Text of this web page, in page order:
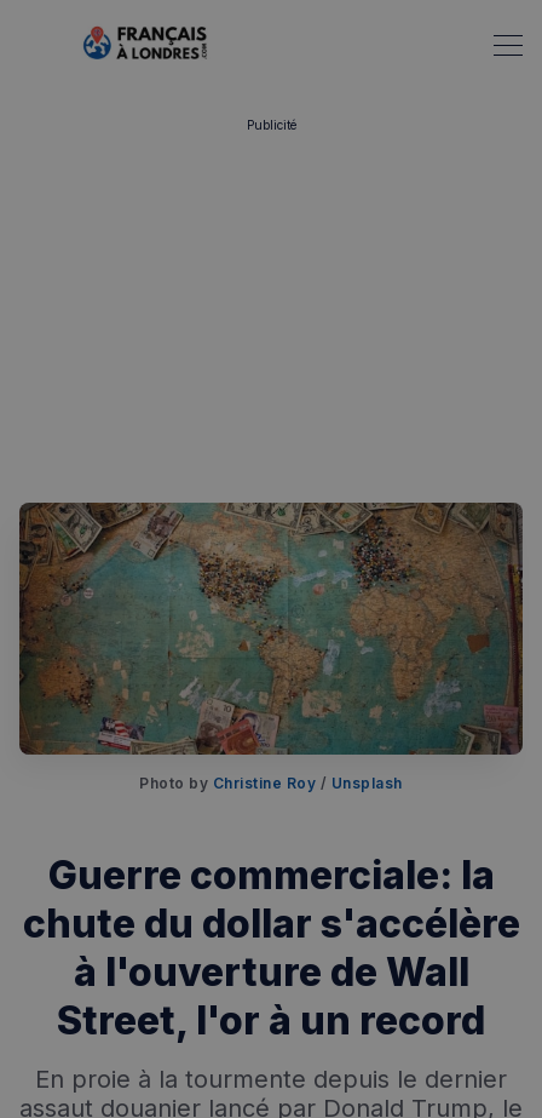
Recherche ✨Chatbot IA
Rechercher dans Français à Londres - Magazine
Annuaire des professionnels
Visites guidées
Événements à venir
Publicité
Photo by Christine Roy / Unsplash
Guerre commerciale: la
chute du dollar s'accélère
à l'ouverture de Wall
Street, l'or à un record
En proie à la tourmente depuis le dernier
assaut douanier lancé par Donald Trump, le